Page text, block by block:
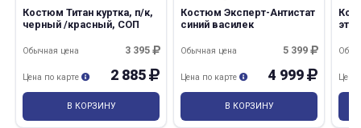
Костюм Титан куртка, п/к,
черный /красный, СОП
3 395
Обычная цена
2 885
Цена по карте
В КОРЗИНУ
Костюм Эксперт-Антистат
синий василек
5 399
Обычная цена
4 999
Цена по карте
В КОРЗИНУ
Цена